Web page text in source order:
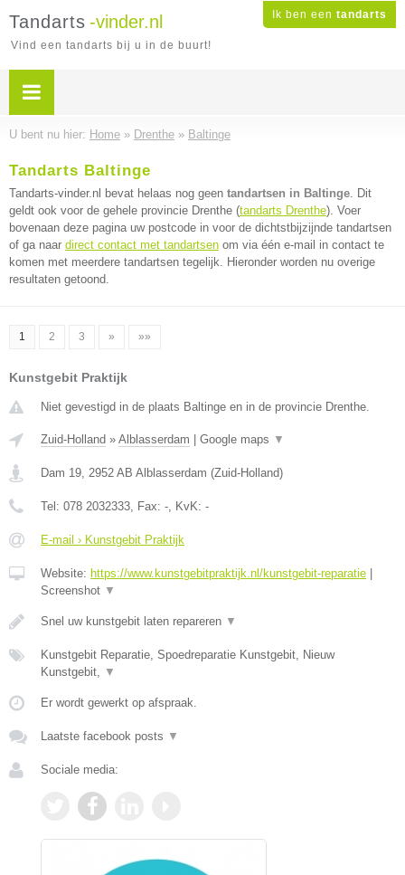
Ik ben een tandarts
Tandarts -vinder.nl
Vind een tandarts bij u in de buurt!
U bent nu hier: Home » Drenthe » Baltinge
Tandarts Baltinge
Tandarts-vinder.nl bevat helaas nog geen tandartsen in Baltinge. Dit
geldt ook voor de gehele provincie Drenthe (tandarts Drenthe). Voer
bovenaan deze pagina uw postcode in voor de dichtstbijzijnde tandartsen
of ga naar direct contact met tandartsen om via één e-mail in contact te
komen met meerdere tandartsen tegelijk. Hieronder worden nu overige
resultaten getoond.
1 2 3 » »»
Kunstgebit Praktijk
Niet gevestigd in de plaats Baltinge en in de provincie Drenthe.
Zuid-Holland » Alblasserdam Google maps ▼
Dam 19, 2952 AB Alblasserdam (Zuid-Holland)
Tel: 078 2032333, Fax: -, KvK: -
E-mail › Kunstgebit Praktijk
Website: https://www.kunstgebitpraktijk.nl/kunstgebit-reparatie
Screenshot ▼
Snel uw kunstgebit laten repareren ▼
Kunstgebit Reparatie, Spoedreparatie Kunstgebit, Nieuw
Kunstgebit, ▼
Er wordt gewerkt op afspraak.
Laatste facebook posts ▼
Sociale media: